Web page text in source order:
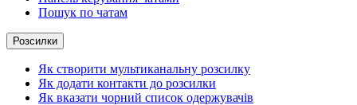
Пошук по чатам
Розсилки
Як створити мультиканальну розсилку
Як додати контакти до розсилки
Як вказати чорний список одержувачів